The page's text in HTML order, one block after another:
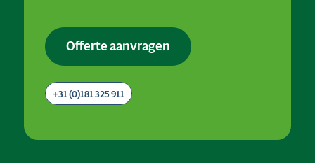
Offerte aanvragen
+31 (0)181 325 911